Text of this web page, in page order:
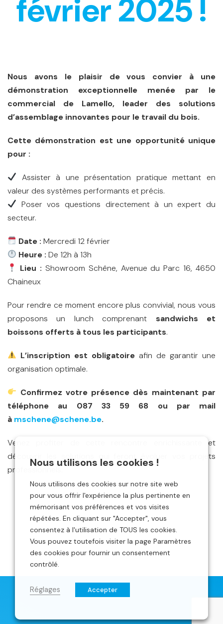
février 2025 !
Nous avons le plaisir de vous convier à une
démonstration exceptionnelle menée par le
commercial de Lamello, leader des solutions
d’assemblage innovantes pour le travail du bois.
Cette démonstration est une opportunité unique
pour :
Assister à une présentation pratique mettant en
valeur des systèmes performants et précis.
Poser vos questions directement à un expert du
secteur.
Date : Mercredi 12 février
Heure : De 12h à 13h
Lieu : Showroom Schêne, Avenue du Parc 16, 4650
Chaineux
Pour rendre ce moment encore plus convivial, nous vous
proposons un lunch comprenant sandwichs et
boissons offerts à tous les participants.
L’inscription est obligatoire afin de garantir une
organisation optimale.
Confirmez votre présence dès maintenant par
téléphone au 087 33 59 68 ou par mail
à mschene@schene.be.
Venez profiter de cette rencontre enrichissante et
découvrir les solutions qui feront évoluer vos projets
professionnels.
Nous utilisons les cookies !
Nous utilisons des cookies sur notre site web
pour vous offrir l'expérience la plus pertinente en
mémorisant vos préférences et vos visites
répétées. En cliquant sur "Accepter", vous
consentez à l'utilisation de TOUS les cookies.
Vous pouvez toutefois visiter la page Paramètres
des cookies pour fournir un consentement
contrôlé.
Réglages Accepter